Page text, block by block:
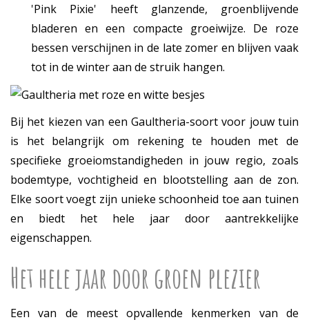
'Pink Pixie' heeft glanzende, groenblijvende
bladeren en een compacte groeiwijze. De roze
bessen verschijnen in de late zomer en blijven vaak
tot in de winter aan de struik hangen.
Bij het kiezen van een Gaultheria-soort voor jouw tuin
is het belangrijk om rekening te houden met de
specifieke groeiomstandigheden in jouw regio, zoals
bodemtype, vochtigheid en blootstelling aan de zon.
Elke soort voegt zijn unieke schoonheid toe aan tuinen
en biedt het hele jaar door aantrekkelijke
eigenschappen.
Het hele jaar door groen plezier
Een van de meest opvallende kenmerken van de